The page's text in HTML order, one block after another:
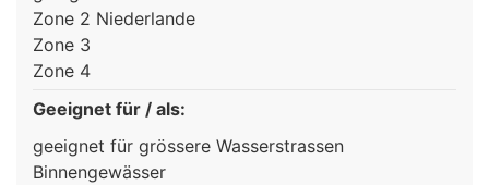
Zone 2 Niederlande
Zone 3
Zone 4
Geeignet für / als:
geeignet für grössere Wasserstrassen
Binnengewässer